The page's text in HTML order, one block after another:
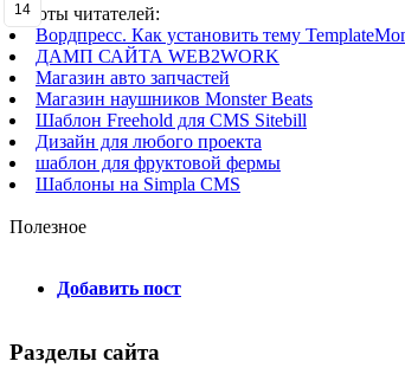
Работы читателей:
Вордпресс. Как установить тему
ДАМП САЙТА WEB2WORK
Магазин авто запчастей
Магазин наушников Monster Beats
Шаблон Freehold для CMS Sitebill
Дизайн для любого проекта
шаблон для фруктовой фермы
Шаблоны на Simpla CMS
Полезное
Добавить пост
Разделы сайта
14